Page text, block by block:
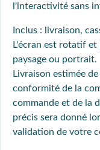
l'interactivité sans
Inclus : livraison,
L'écran est rotatif
paysage ou portrait.
Livraison estimée
conformité de la
commande et de la
précis sera donné
validation de votre